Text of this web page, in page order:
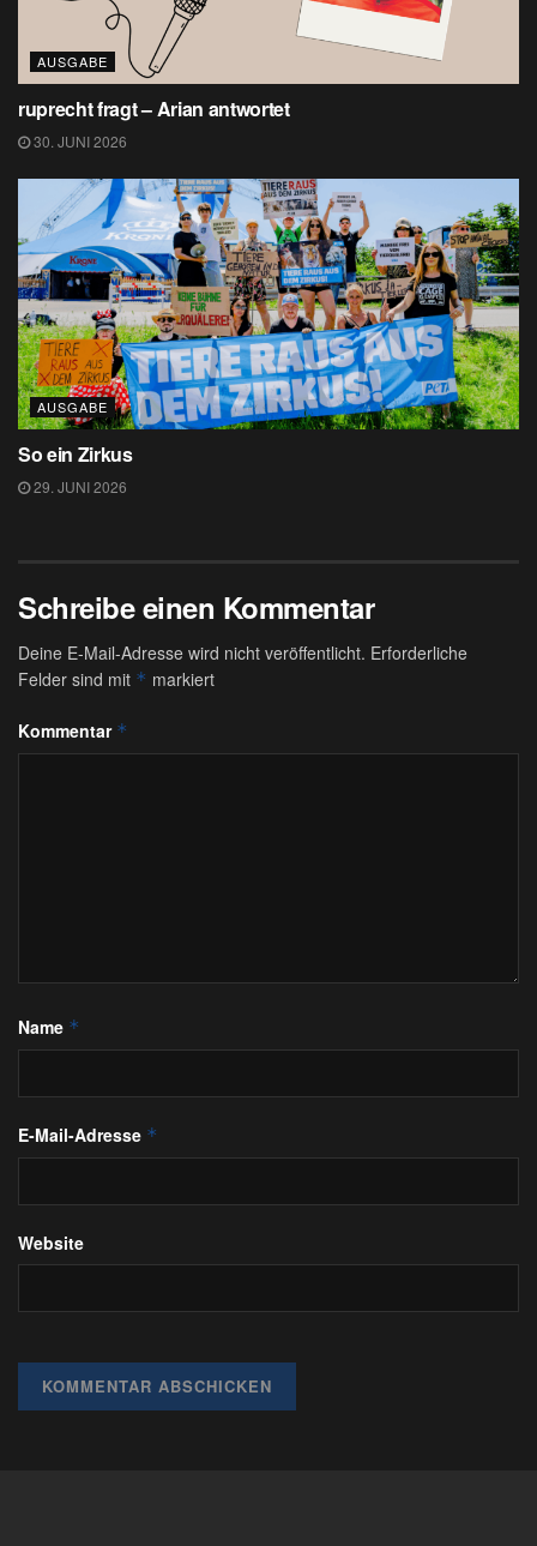
AUSGABE
ruprecht fragt – Arian antwortet
30. JUNI 2026
AUSGABE
So ein Zirkus
29. JUNI 2026
Schreibe einen Kommentar
Deine E-Mail-Adresse wird nicht veröffentlicht. Erforderliche
Felder sind mit * markiert
Kommentar *
Name *
E-Mail-Adresse *
Website